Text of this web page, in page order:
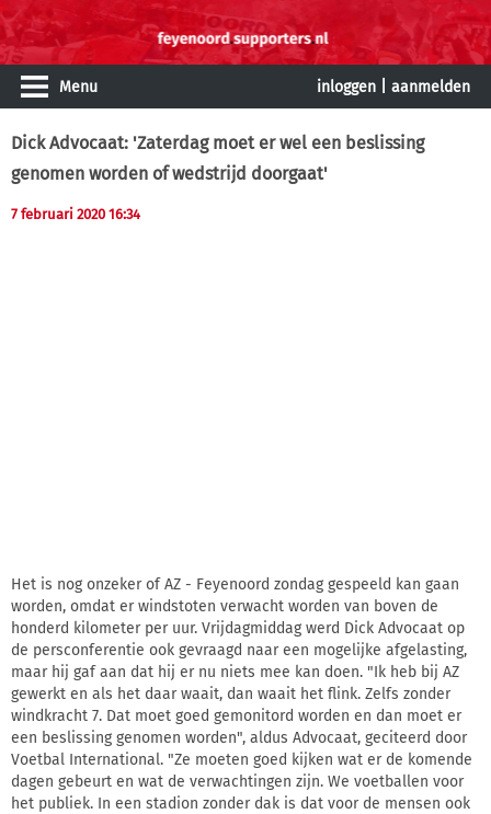
Menu inloggen aanmelden
Dick Advocaat: 'Zaterdag moet er wel een beslissing
genomen worden of wedstrijd doorgaat'
7 februari 2020 16:34
Het is nog onzeker of AZ - Feyenoord zondag gespeeld kan gaan
worden, omdat er windstoten verwacht worden van boven de
honderd kilometer per uur. Vrijdagmiddag werd Dick Advocaat op
de persconferentie ook gevraagd naar een mogelijke afgelasting,
maar hij gaf aan dat hij er nu niets mee kan doen. "Ik heb bij AZ
gewerkt en als het daar waait, dan waait het flink. Zelfs zonder
windkracht 7. Dat moet goed gemonitord worden en dan moet er
een beslissing genomen worden", aldus Advocaat, geciteerd door
Voetbal International. "Ze moeten goed kijken wat er de komende
dagen gebeurt en wat de verwachtingen zijn. We voetballen voor
het publiek. In een stadion zonder dak is dat voor de mensen ook